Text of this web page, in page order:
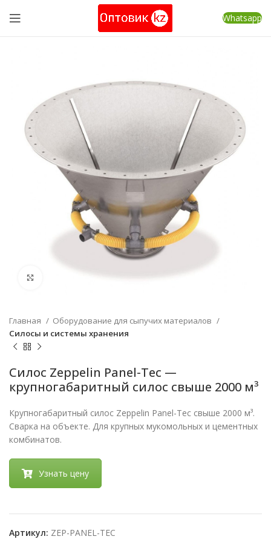
Whatsapp
Нажмите, чтобы увеличить
Главная
Оборудование для сыпучих материалов
Силосы и системы хранения
Силос Zeppelin Panel-Tec —
крупногабаритный силос свыше 2000 м³
Крупногабаритный силос Zeppelin Panel-Tec свыше 2000 м³.
Сварка на объекте. Для крупных мукомольных и цементных
комбинатов.
Узнать цену
Артикул: ZEP-PANEL-TEC